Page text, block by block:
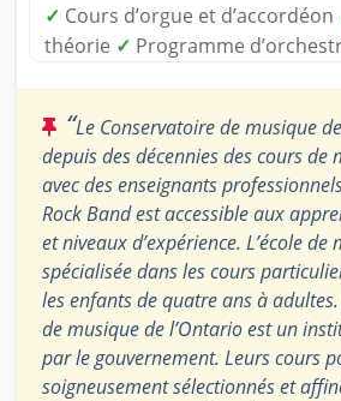
✓ Cours d’orgue et d’accordéon
théorie ✓ Programme
“Le Conservatoire de musique
depuis des décennies des cours de
avec des enseignants
Rock Band est accessible aux
et niveaux d’expérience. L’école de
spécialisée dans les cours
les enfants de quatre ans à
de musique de l’Ontario est un
par le gouvernement. Leurs cours
soigneusement sélectionnés et